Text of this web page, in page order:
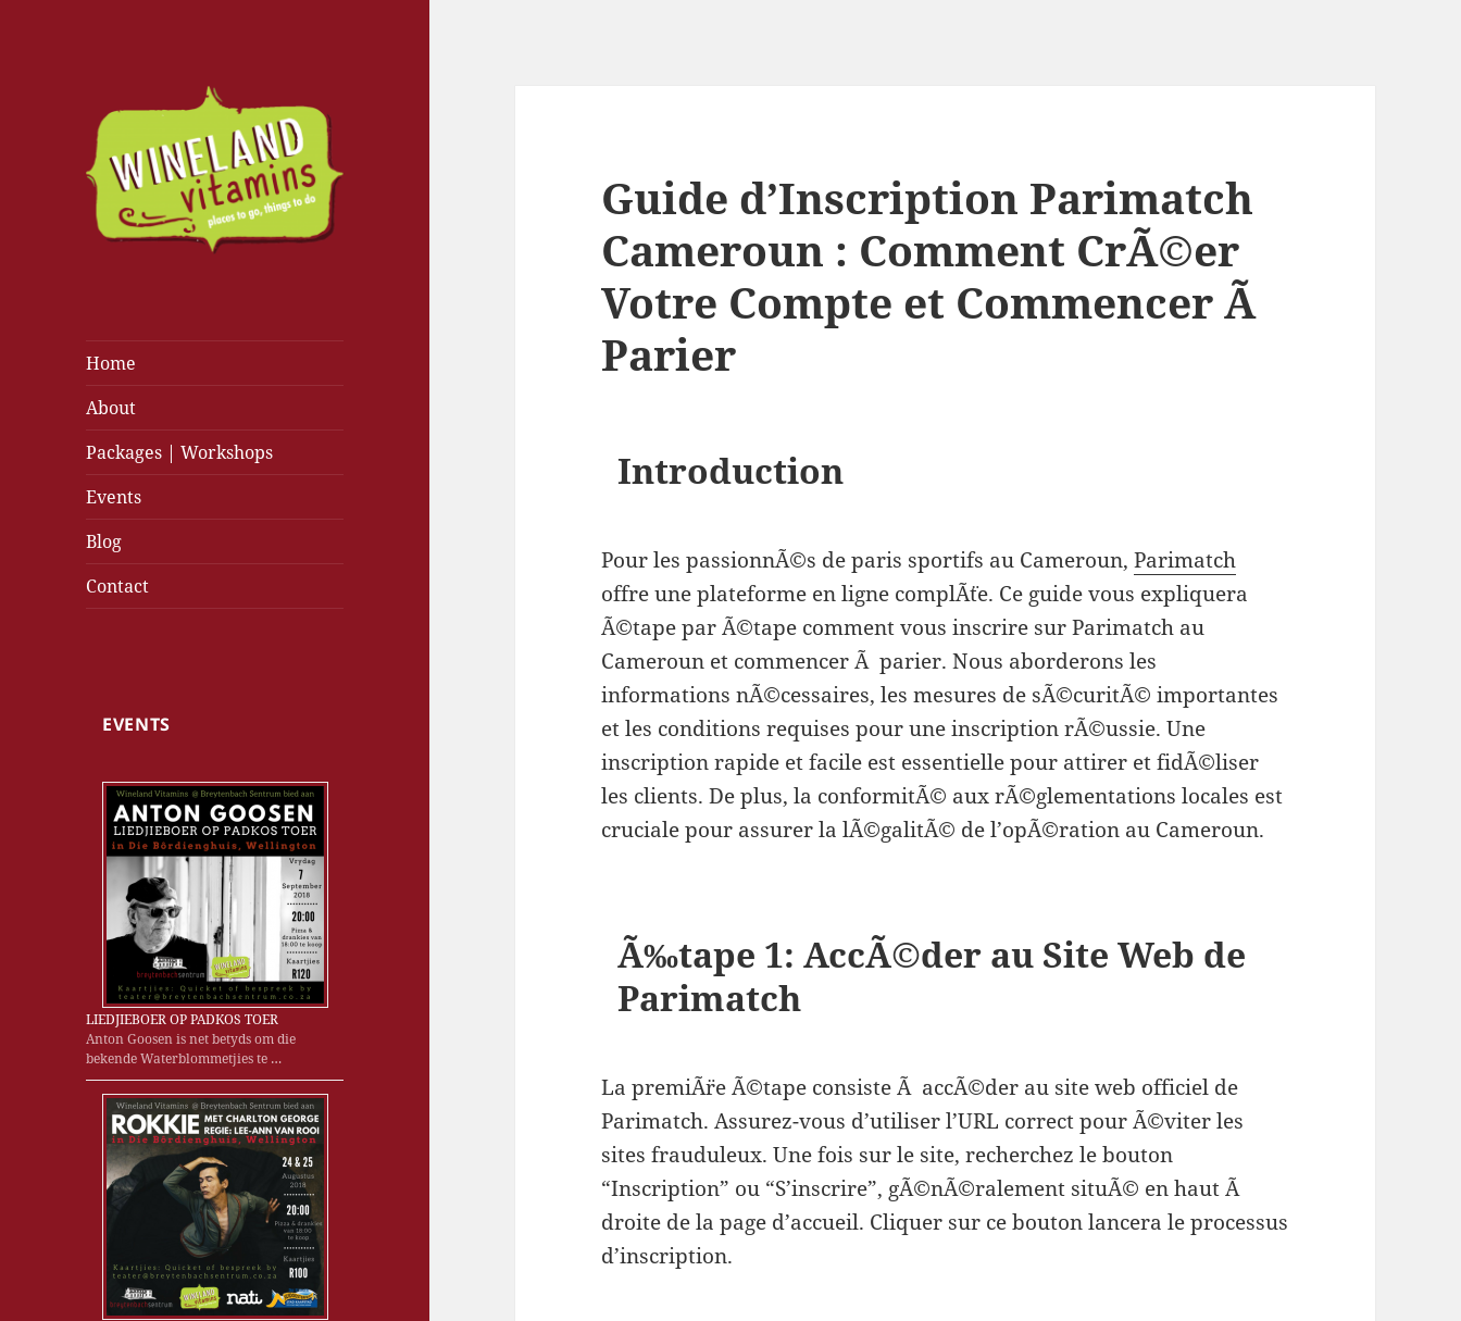
Home
About
Packages | Workshops
Events
Blog
Contact
EVENTS
LIEDJIEBOER OP PADKOS TOER
Anton Goosen is net betyds om die
bekende Waterblommetjies te …
Guide d’Inscription Parimatch
Cameroun : Comment CrÃ©er
Votre Compte et Commencer Ã
Parier
Introduction
Pour les passionnÃ©s de paris sportifs au Cameroun,Parimatch
offre une plateforme en ligne complÃ¨te. Ce guide vous expliquera
Ã©tape par Ã©tape comment vous inscrire sur Parimatch au
Cameroun et commencer Ã parier. Nous aborderons les
informations nÃ©cessaires, les mesures de sÃ©curitÃ© importantes
et les conditions requises pour une inscription rÃ©ussie. Une
inscription rapide et facile est essentielle pour attirer et fidÃ©liser
les clients. De plus, la conformitÃ© aux rÃ©glementations locales est
cruciale pour assurer la lÃ©galitÃ© de l’opÃ©ration au Cameroun.
Ã‰tape 1: AccÃ©der au Site Web de
Parimatch
La premiÃ¨re Ã©tape consiste Ã accÃ©der au site web officiel de
Parimatch. Assurez-vous d’utiliser l’URL correct pour Ã©viter les
sites frauduleux. Une fois sur le site, recherchez le bouton
“Inscription” ou “S’inscrire”, gÃ©nÃ©ralement situÃ© en haut Ã
droite de la page d’accueil. Cliquer sur ce bouton lancera le processus
d’inscription.